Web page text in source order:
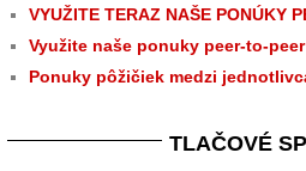
VYUŽITE TERAZ NAŠE PONÚKY
Využite naše ponuky peer-to-
Ponuky pôžičiek medzi
TLAČOVÉ